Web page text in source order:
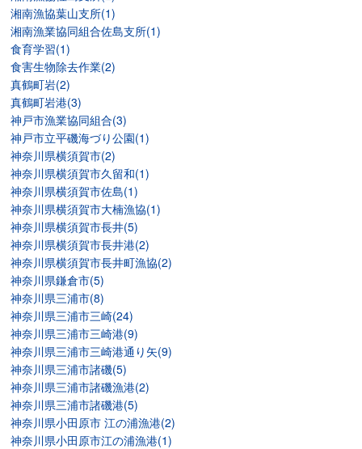
湘南漁協葉山支所(1)
湘南漁業協同組合佐島支所(1)
食育学習(1)
食害生物除去作業(2)
真鶴町岩(2)
真鶴町岩港(3)
神戸市漁業協同組合(3)
神戸市立平磯海づり公園(1)
神奈川県横須賀市(2)
神奈川県横須賀市久留和(1)
神奈川県横須賀市佐島(1)
神奈川県横須賀市大楠漁協(1)
神奈川県横須賀市長井(5)
神奈川県横須賀市長井港(2)
神奈川県横須賀市長井町漁協(2)
神奈川県鎌倉市(5)
神奈川県三浦市(8)
神奈川県三浦市三崎(24)
神奈川県三浦市三崎港(9)
神奈川県三浦市三崎港通り矢(9)
神奈川県三浦市諸磯(5)
神奈川県三浦市諸磯漁港(2)
神奈川県三浦市諸磯港(5)
神奈川県小田原市 江の浦漁港(2)
神奈川県小田原市江の浦漁港(1)